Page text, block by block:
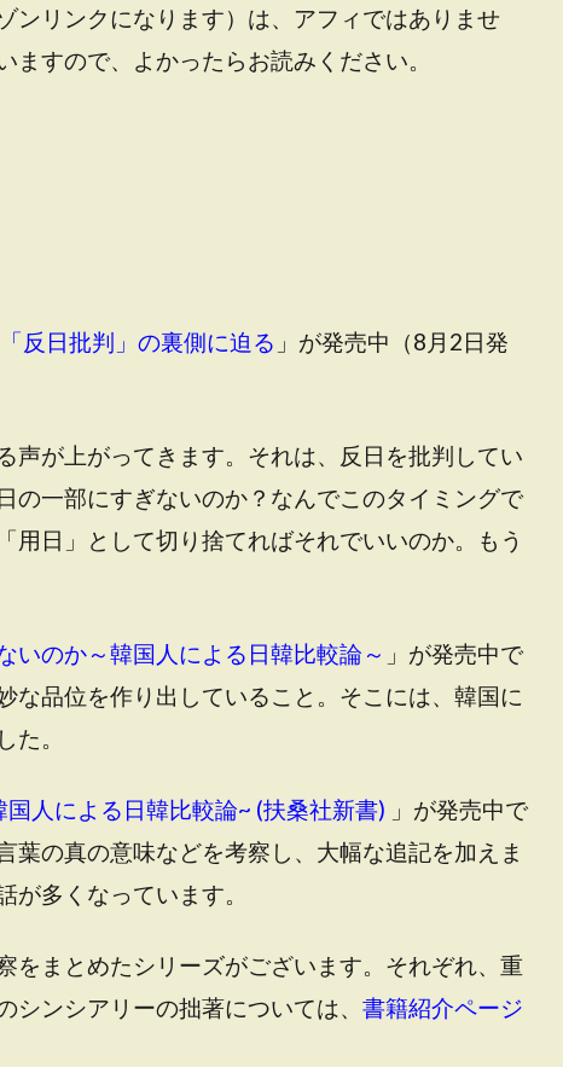
ンリンクになります）は、アフィではありませ
すので、よかったらお読みください。
反日批判」の裏側に迫る 」が発売中（8月2日発
声が上がってきます。それは、反日を批判してい
の一部にすぎないのか？なんでこのタイミングで
用日」として切り捨てればそれでいいのか。もう
いのか～韓国人による日韓比較論～ 」が発売中で
な品位を作り出していること。そこには、韓国に
た。
人による日韓比較論~ (扶桑社新書) 」が発売中で
葉の真の意味などを考察し、大幅な追記を加えま
が多くなっています。
をまとめたシリーズがございます。それぞれ、重
ンシアリーの拙著については、 書籍紹介ページ